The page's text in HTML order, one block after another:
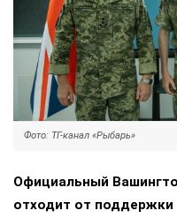
Фото: ТГ-канал «Рыбарь»
Официальный
отходит от